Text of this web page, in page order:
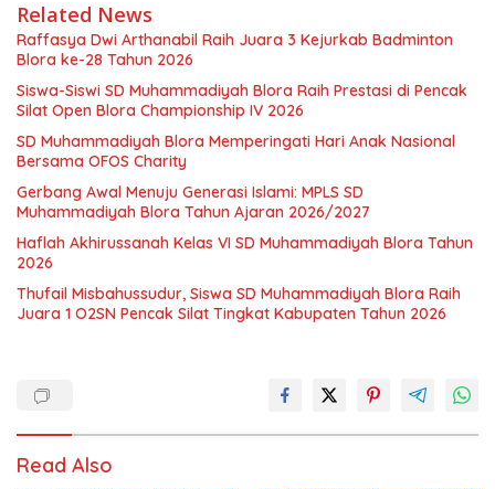
Related News
Raffasya Dwi Arthanabil Raih Juara 3 Kejurkab Badminton
Blora ke-28 Tahun 2026
Siswa-Siswi SD Muhammadiyah Blora Raih Prestasi di Pencak
Silat Open Blora Championship IV 2026
SD Muhammadiyah Blora Memperingati Hari Anak Nasional
Bersama OFOS Charity
Gerbang Awal Menuju Generasi Islami: MPLS SD
Muhammadiyah Blora Tahun Ajaran 2026/2027
Haflah Akhirussanah Kelas VI SD Muhammadiyah Blora Tahun
2026
Thufail Misbahussudur, Siswa SD Muhammadiyah Blora Raih
Juara 1 O2SN Pencak Silat Tingkat Kabupaten Tahun 2026
Read Also